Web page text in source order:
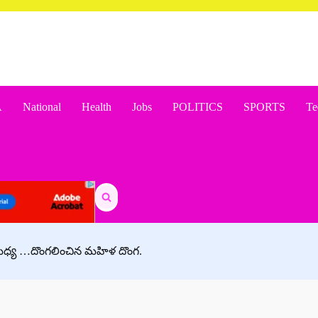
National Health Jobs POLITICS SPORTS
Search
for:
మధ్య …దొంగలించిన మహిళ దొంగ.